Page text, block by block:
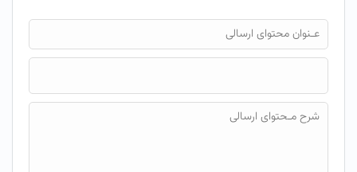
فایل محتوای ارسالی